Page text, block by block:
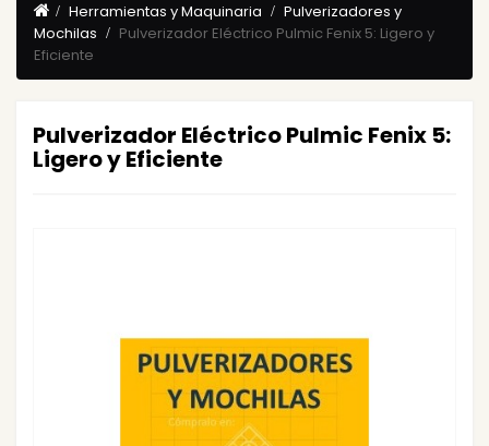
Herramientas y Maquinaria
Pulverizadores y
Mochilas
Pulverizador Eléctrico Pulmic Fenix 5: Ligero y
Eficiente
Pulverizador Eléctrico Pulmic Fenix 5:
Ligero y Eficiente